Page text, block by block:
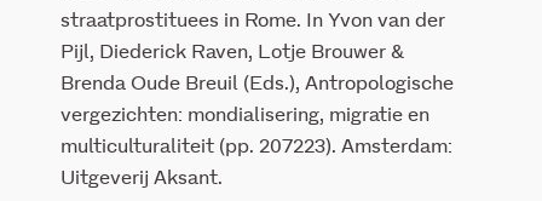
straatprostituees in Rome. In Yvon van der
Pijl, Diederick Raven, Lotje Brouwer &
Brenda Oude Breuil (Eds.), Antropologische
vergezichten: mondialisering, migratie en
multiculturaliteit (pp. 207223). Amsterdam:
Uitgeverij Aksant.